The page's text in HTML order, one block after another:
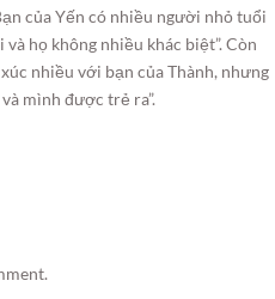
của Yến có nhiều người nhỏ tuổi
họ không nhiều khác biệt”. Còn
nhiều với bạn của Thành, nhưng
mình được trẻ ra”.